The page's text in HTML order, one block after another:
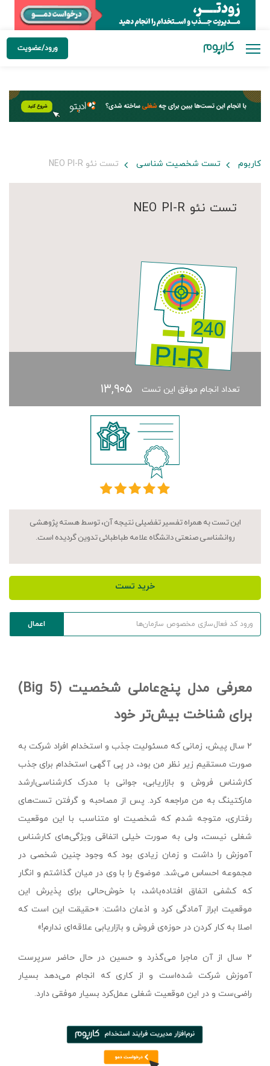
ورود/عضویت
کاربوم تست شخصیت شناسی تست نئو NEO PI-R
تست نئو NEO PI-R
تعداد انجام موفق این تست ۱۳,۹۰۵
این تست به همراه تفسیر تفضیلی نتیجه آن، توسط هسته پژوهشی
روانشناسی صنعتی دانشگاه علامه طباطبائی تدوین گردیده است.
خرید تست
معرفی مدل پنج‌عاملی شخصیت (Big 5)
برای شناخت بیش‌تر خود
۲ سال پیش، زمانی که مسئولیت جذب و استخدام افراد شرکت به
صورت مستقیم زیر نظر من بود، در پی آگهی استخدام برای جذب
کارشناس فروش و بازاریابی، جوانی با مدرک کارشناسی‌ارشد
مارکتینگ به من مراجعه کرد. پس از مصاحبه و گرفتن تست‌های
رفتاری، متوجه شدم که شخصیت او متناسب با این موقعیت
شغلی نیست، ولی به صورت خیلی اتفاقی ویژگی‌های کارشناس
آموزش را داشت و زمان زیادی بود که وجود چنین شخصی در
مجموعه احساس می‌شد. موضوع را با وی در میان گذاشتم و انگار
که کشفی اتفاق افتاده‌باشد، با خوش‌حالی برای پذیرش این
موقعیت ابراز آمادگی کرد و اذعان داشت: «حقیقت این است که
اصلا به کار کردن در حوزه‌ی فروش و بازاریابی علاقه‌ای ندارم!»
۲ سال از آن ماجرا می‌گذرد و حسین در حال حاضر سرپرست
آموزش شرکت شده‌است و از کاری که انجام می‌دهد بسیار
راضی‌ست و در این موقعیت شغلی عمل‌کرد بسیار موفقی دارد.